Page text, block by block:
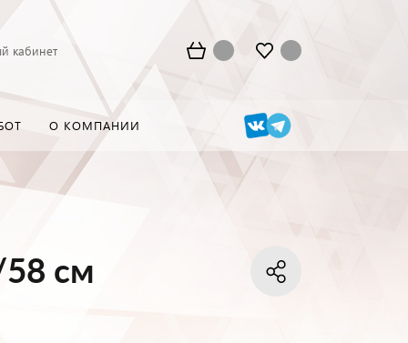
кабинет
О КОМПАНИИ
см